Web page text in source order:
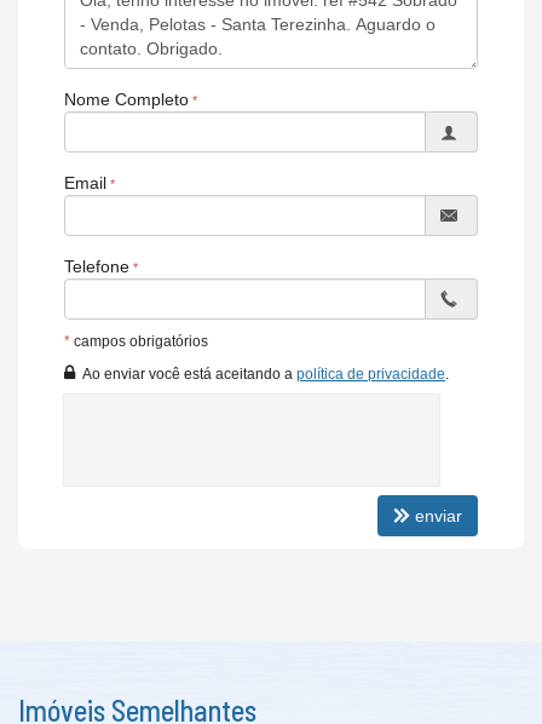
Não perca essa oportunidade com condições tão facilitadas de
fechamento. Agende hoje mesmo sua visita e venha conhecer
Sala de Estar
Cozinha
Jardim
Churrasqueira
Nome Completo
Email
Telefone
* campos obrigatórios
Ao enviar você está aceitando a política de privacidade
enviar
Imóveis Semelhantes